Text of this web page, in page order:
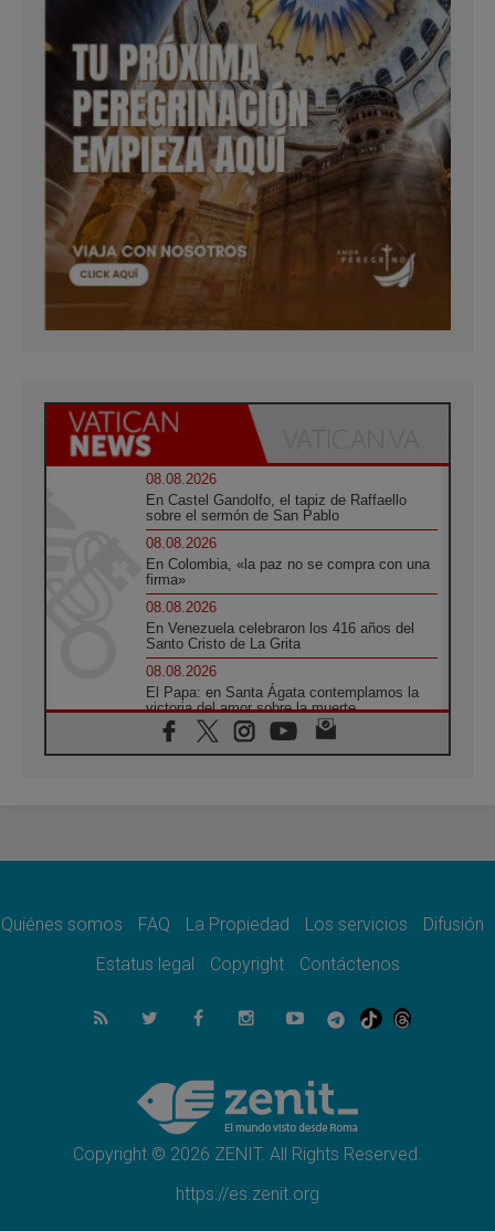
08.08.2026
En Castel Gandolfo, el tapiz de Raffaello
sobre el sermón de San Pablo
08.08.2026
En Colombia, «la paz no se compra con una
firma»
08.08.2026
En Venezuela celebraron los 416 años del
Santo Cristo de La Grita
08.08.2026
El Papa: en Santa Ágata contemplamos la
victoria del amor sobre la muerte
08.08.2026
León XIV visitará el Santuario de la Madre
07.08.2026
07.08.2026
el compromiso del cristiano"
La matanza de niños en Gaza no cesa: 300
muertos en 300 días
Tagle: La guerra desfigura el mundo, solo la
revelación de Dios lo transfigura
Quiénes somos FAQ La Propiedad Los servicios
Difusión
Estatus legal
Copyright Contáctenos
Copyright © 2026 ZENIT. All Rights Reserved.
https://es.zenit.org